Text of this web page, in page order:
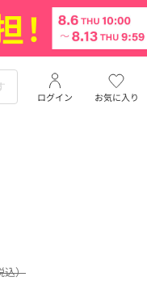
お気に入り
ログイン
込）